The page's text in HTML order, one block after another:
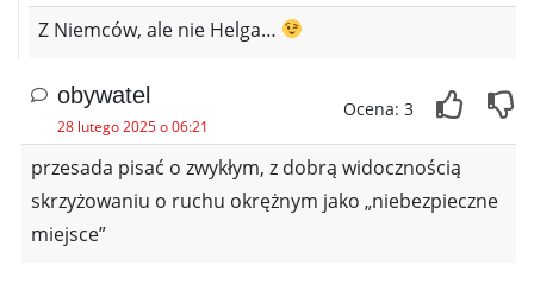
Z Niemców, ale nie Helga…
obywatel
28 lutego 2025 o 06:21
Ocena: 3
przesada pisać o zwykłym, z dobrą widocznością
skrzyżowaniu o ruchu okrężnym jako „niebezpieczne
miejsce”